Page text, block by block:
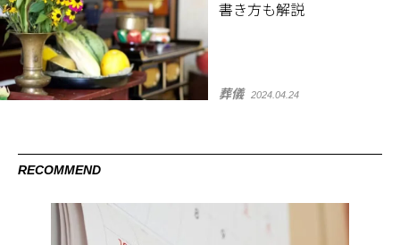
書き方も解説
葬儀 2024.04.24
RECOMMEND